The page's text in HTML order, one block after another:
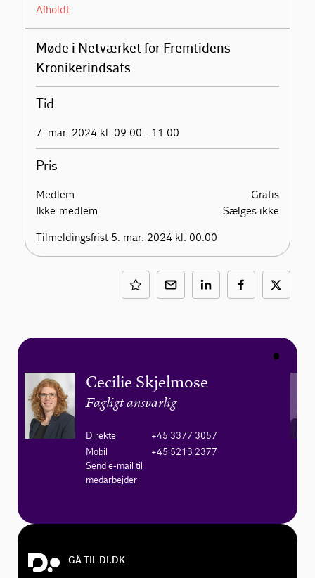
Afholdt
Møde i Netværket for Fremtidens
Kronikerindsats
Tid
7. mar. 2024 kl. 09.00 - 11.00
Pris
Medlem
Gratis
Ikke-medlem
Sælges ikke
Tilmeldingsfrist 5. mar. 2024 kl. 00.00
Cecilie Skjelmose
Fagligt ansvarlig
Direkte
+45 3377 3057
Mobil
+45 5213 2377
Send e-mail til
medarbejder
GÅ TIL DI.DK